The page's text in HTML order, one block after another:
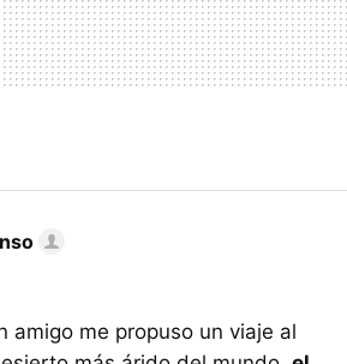
amigo me propuso un viaje al